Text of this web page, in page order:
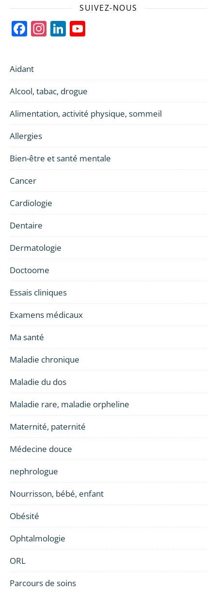
SUIVEZ-NOUS
Facebook
Instagram
LinkedIn
Aidant
Alcool, tabac, drogue
Alimentation, activité physique, sommeil
Allergies
Bien-être et santé mentale
Cancer
Cardiologie
Dentaire
Dermatologie
Doctoome
Essais cliniques
Examens médicaux
Ma santé
Maladie chronique
Maladie du dos
Maladie rare, maladie orpheline
Maternité, paternité
Médecine douce
nephrologue
Nourrisson, bébé, enfant
Obésité
Ophtalmologie
ORL
Parcours de soins